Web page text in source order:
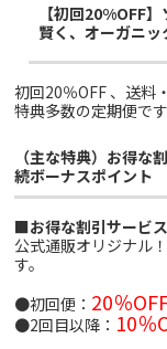
【初回20%OFF
賢く、オーガニ
初回20％OFF 、送料
特典多数の定期便です
（主な特典）お得な
続ボーナスポイント
■お得な割引サービス
公式通販オリジナル
す。
●初回便： 20％
●2回目以降： 10％